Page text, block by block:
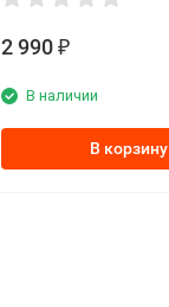
2 990 ₽
В наличии
В корзину